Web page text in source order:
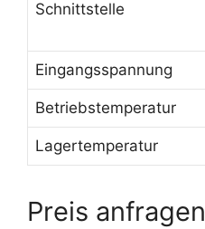
Schnittstelle
Eingangsspannung
Betriebstemperatur
Lagertemperatur
Preis anfragen